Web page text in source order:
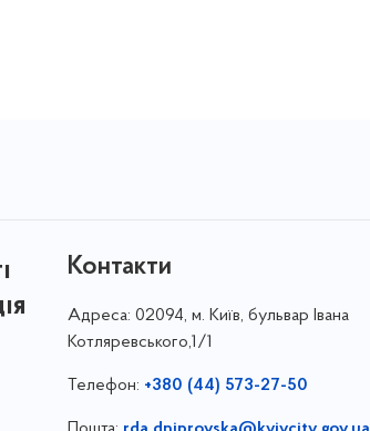
Контакти
Адреса: 02094, м. Київ, бульвар Івана
Котляревського,1/1
Телефон: +380 (44) 573-27-50